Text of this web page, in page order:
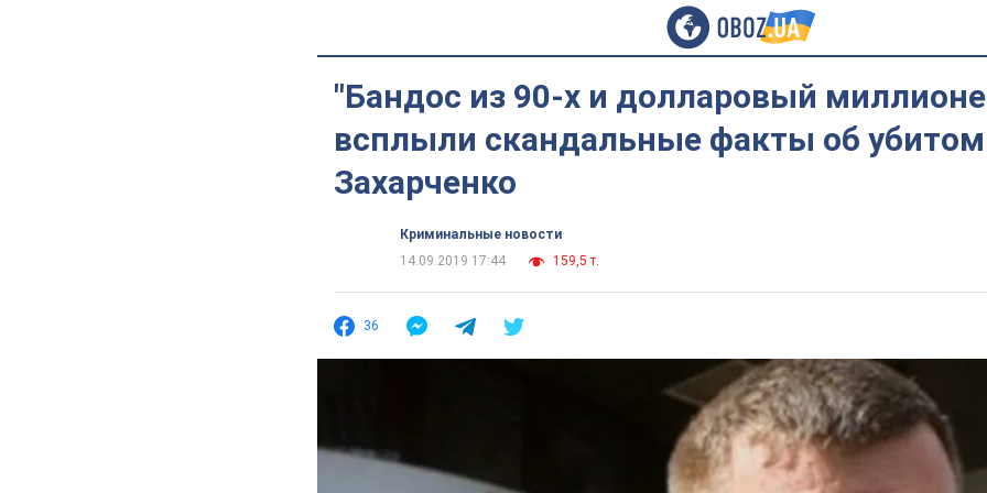
"Бандос из 90-х и долларовый
всплыли скандальные факты об убитом
Захарченко
Криминальные новости
14.09.2019 17:44
159,5 т.
36